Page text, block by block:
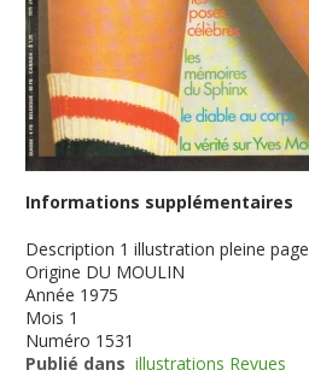
Informations supplémentaires
Description 1 illustration pleine page
Origine DU MOULIN
Année 1975
Mois 1
Numéro 1531
Publié dans illustrations Revues